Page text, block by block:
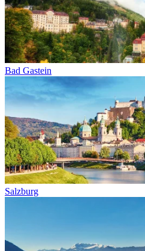
Bad Gastein
Salzburg